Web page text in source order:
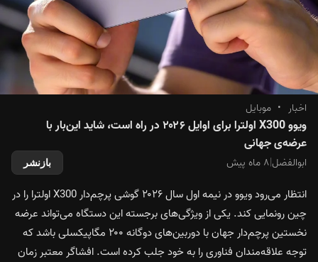
اخبار • موبایل
ویوو X300 اولترا برای اوایل ۲۰۲۶ در راه است، شاید این‌بار با
عرضه‌ی جهانی
ابوالفضل|۸ ماه پیش بازنشر
انتظار می‌رود ویوو در نیمه اول سال ۲۰۲۶ گوشی پرچم‌دار X300 اولترا را در
چین رونمایی کند. یکی از ویژگی‌های برجسته این دستگاه می‌تواند عرضه
نخستین پرچم‌دار جهان با دوربین‌های دوگانه ۲۰۰ مگاپیکسلی باشد که
توجه علاقه‌مندان فناوری را به خود جلب کرده است. افشاگر معتبر زمان